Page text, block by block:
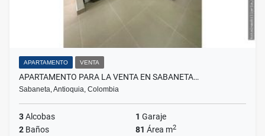
APARTAMENTO VENTA
APARTAMENTO PARA LA VENTA EN SABANETA…
Sabaneta, Antioquia, Colombia
3Alcobas 1 Garaje
2 Baños 81 Área m2